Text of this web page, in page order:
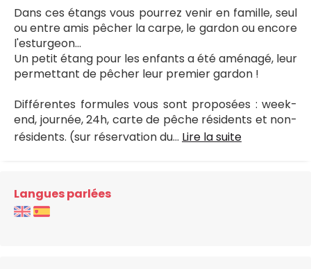
Dans ces étangs vous pourrez venir en famille, seul
ou entre amis pêcher la carpe, le gardon ou encore
l'esturgeon…
Un petit étang pour les enfants a été aménagé, leur
permettant de pêcher leur premier gardon !
Différentes formules vous sont proposées : week-
end, journée, 24h, carte de pêche résidents et non-
résidents. (sur réservation du... Lire la suite
Langues parlées